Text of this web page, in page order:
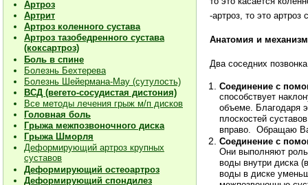
Артроз
Артрит
Артроз коленного сустава
Артроз тазобедренного сустава
(коксартроз)
Боль в спине
Болезнь Бехтерева
Болезнь Шейермана-Мау (сутулость)
ВСД (вегето-сосудистая дистония)
Все методы лечения грыж м/п дисков
Головная боль
Грыжа межпозвоночного диска
Грыжа Шморля
Деформирующий артроз крупных
суставов
Деформирующий остеоартроз
Деформирующий спондилез
-артроз, то это
Анатомия и
Два соседних
Соединение с
способствует
объеме. Благодаря
плоскостей
вправо. Обращаю
Соединение с
Они выполняют роль
воды внутри диска
воды в диске